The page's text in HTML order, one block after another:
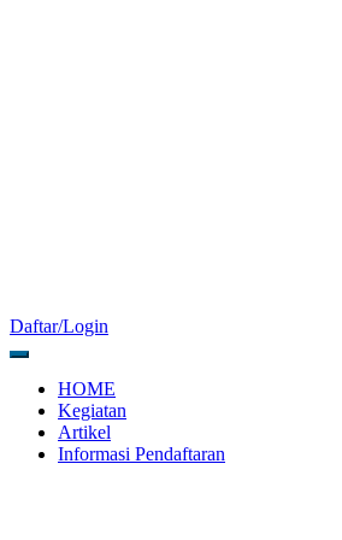
Daftar/Login
HOME
Kegiatan
Artikel
Informasi Pendaftaran